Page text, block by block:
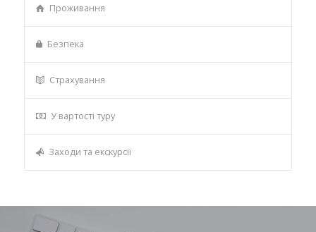
Проживання
Безпека
Страхування
У вартості туру
Заходи та екскурсії